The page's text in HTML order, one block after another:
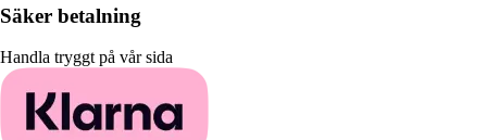
Säker betalning
Handla tryggt på vår sida